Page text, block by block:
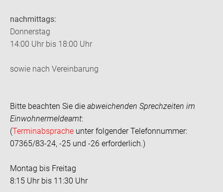
nachmittags:
Donnerstag
14:00 Uhr bis 18:00 Uhr
sowie nach Vereinbarung
Bitte beachten Sie die abweichenden Sprechzeiten im
Einwohnermeldeamt:
(Terminabsprache unter folgender Telefonnummer:
07365/83-24, -25 und -26 erforderlich.)
Montag bis Freitag
8:15 Uhr bis 11:30 Uhr